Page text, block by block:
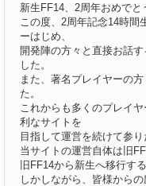
新生FF14、2周年おめでと
この度、2周年記念14時間
ーはじめ、
開発陣の方々と直接お話
した。
また、著名プレイヤーの
た。
これからも多くのプレイ
利なサイトを
目指して運営を続けて参り
当サイトの運営自体は旧
旧FF14から新生へ移行す
しかしながら、皆様から